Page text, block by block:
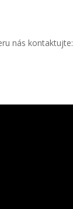
nás kontaktujte: